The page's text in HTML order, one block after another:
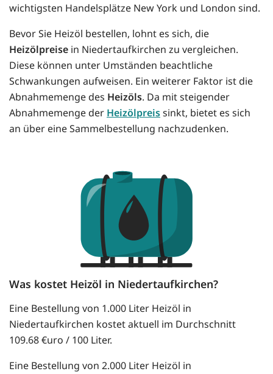
wichtigsten Handelsplätze New York und London sind.
Bevor Sie Heizöl bestellen, lohnt es sich, die
Heizölpreise in Niedertaufkirchen zu vergleichen.
Diese können unter Umständen beachtliche
Schwankungen aufweisen. Ein weiterer Faktor ist die
Abnahmemenge des Heizöls. Da mit steigender
Abnahmemenge der Heizölpreissinkt, bietet es sich
an über eine Sammelbestellung nachzudenken.
Was kostet Heizöl in Niedertaufkirchen?
Eine Bestellung von 1.000 Liter Heizöl in
Niedertaufkirchen kostet aktuell im Durchschnitt
109.68 €uro / 100 Liter.
Eine Bestellung von 2.000 Liter Heizöl in